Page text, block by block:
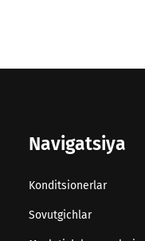
Navigatsiya
Konditsionerlar
Sovutgichlar